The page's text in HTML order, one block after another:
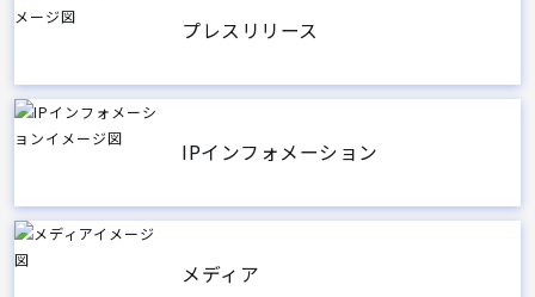
プレスリリース
IPインフォメーション
メディア